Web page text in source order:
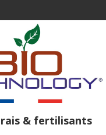
& fertilisants